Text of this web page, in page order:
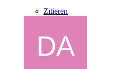
Zitieren